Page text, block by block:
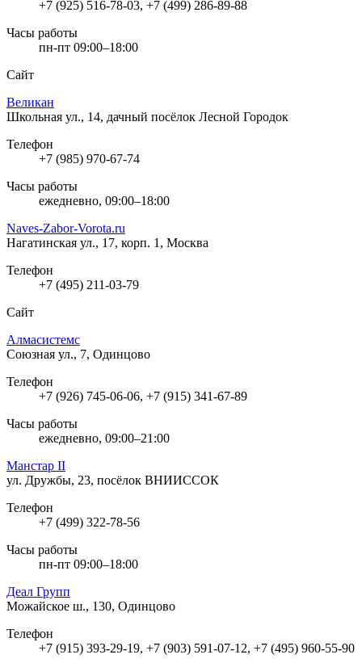
+7 (925) 516-78-03, +7 (499) 286-89-88
Часы работы
пн-пт 09:00–18:00
Сайт
Великан
Школьная ул., 14, дачный посёлок Лесной Городок
Телефон
+7 (985) 970-67-74
Часы работы
ежедневно, 09:00–18:00
Naves-Zabor-Vorota.ru
Нагатинская ул., 17, корп. 1, Москва
Телефон
+7 (495) 211-03-79
Сайт
Алмасистемс
Союзная ул., 7, Одинцово
Телефон
+7 (926) 745-06-06, +7 (915) 341-67-89
Часы работы
ежедневно, 09:00–21:00
Манстар ІІ
ул. Дружбы, 23, посёлок ВНИИССОК
Телефон
+7 (499) 322-78-56
Часы работы
пн-пт 09:00–18:00
Деал Групп
Можайское ш., 130, Одинцово
Телефон
+7 (915) 393-29-19, +7 (903) 591-07-12, +7 (495) 960-55-90